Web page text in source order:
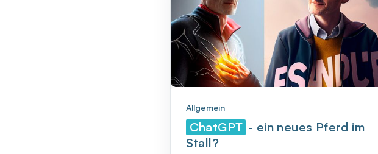
Allgemein
ChatGPT - ein neues Pferd im
Stall?